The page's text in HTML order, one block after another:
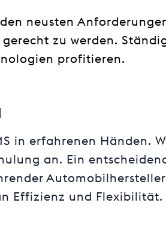
neusten
zu werden.
profitieren.
in erfahrenen Händen.
an. Ein
Effizienz und Flexibilität.